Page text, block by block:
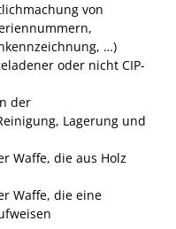
von
…)
oder nicht CIP-
der
Lagerung und
Waffe, die aus Holz
Waffe, die eine